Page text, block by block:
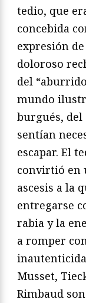
tedio, que
concebida
expresión
doloroso
del
mundo
burgués, del
sentían
escapar. El
convirtió en
ascesis a la
entregarse
rabia y la
a romper
Musset,
Rimbaud